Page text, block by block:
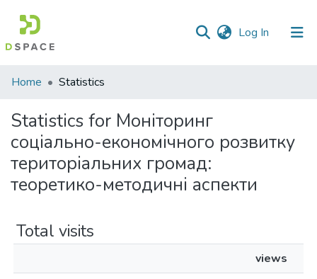
Log In (current)
Communities
Collections
All of DSpace
Home Statistics
Statistics for Моніторинг
соціально-економічного розвитку
територіальних громад:
теоретико-методичні аспекти
Total visits
views